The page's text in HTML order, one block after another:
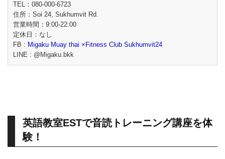
TEL：080-000-6723
住所：Soi 24, Sukhumvit Rd.
営業時間：9:00-22:00
定休日：なし
FB : Migaku Muay thai ×Fitness Club Sukhumvit24
LINE : @Migaku.bkk
英語教室ESTで音読トレーニング講座を体
験！